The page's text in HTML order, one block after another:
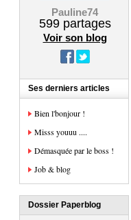
Pauline74
599partages
Voir son blog
Ses derniers articles
Bien l'bonjour !
Misss youuu ....
Démasquée par le boss !
Job & blog
Dossier Paperblog